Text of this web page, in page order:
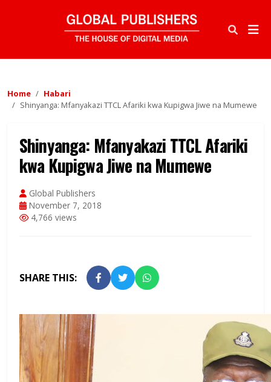
Home
Habari
Shinyanga: Mfanyakazi TTCL Afariki kwa Kupigwa Jiwe na Mumewe
Shinyanga: Mfanyakazi TTCL Afariki
kwa Kupigwa Jiwe na Mumewe
Global Publishers
November 7, 2018
4,766 views
SHARE THIS: